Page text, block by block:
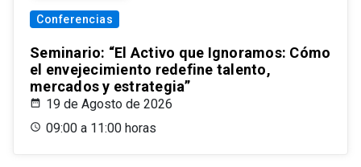
Conferencias
Seminario: “El Activo que Ignoramos: Cómo
el envejecimiento redefine talento,
mercados y estrategia”
19 de Agosto de 2026
09:00 a 11:00 horas